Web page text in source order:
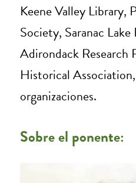
Keene Valley Library,
Society, Saranac
Adirondack Research
Historical
organizaciones.
Sobre el ponente: